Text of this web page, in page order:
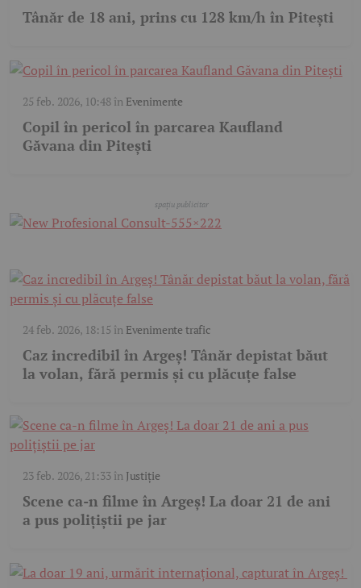
Tânăr de 18 ani, prins cu 128 km/h în Pitești
25 feb. 2026, 10:48în Evenimente
Copil în pericol în parcarea Kaufland
Găvana din Pitești
24 feb. 2026, 18:15 în Evenimente trafic
Caz incredibil în Argeș! Tânăr depistat băut
la volan, fără permis și cu plăcuțe false
23 feb. 2026, 21:33în Justiție
Scene ca-n filme în Argeș! La doar 21 de ani
a pus polițiștii pe jar